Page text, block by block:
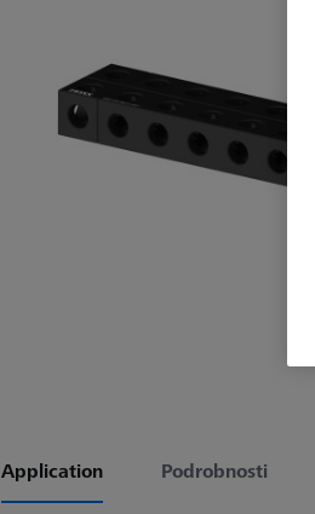
Application Podrobnosti